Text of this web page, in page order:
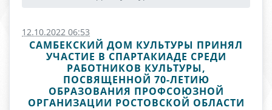
12.10.2022 06:53
САМБЕКСКИЙ ДОМ КУЛЬТУРЫ ПРИНЯЛ
УЧАСТИЕ В СПАРТАКИАДЕ СРЕДИ
РАБОТНИКОВ КУЛЬТУРЫ,
ПОСВЯЩЕННОЙ 70-ЛЕТИЮ
ОБРАЗОВАНИЯ ПРОФСОЮЗНОЙ
ОРГАНИЗАЦИИ РОСТОВСКОЙ ОБЛАСТИ